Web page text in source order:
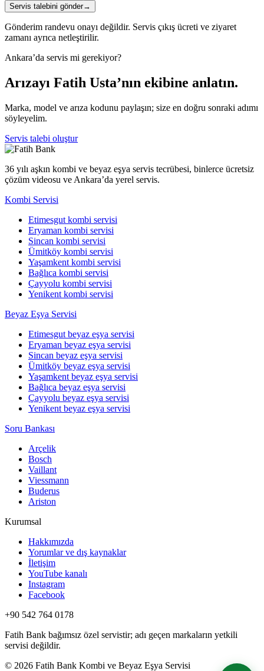
Servis talebini gönder→
Gönderim randevu onayı değildir. Servis çıkış ücreti ve ziyaret
zamanı ayrıca netleştirilir.
Ankara’da servis mi gerekiyor?
Arızayı Fatih Usta’nın ekibine anlatın.
Marka, model ve arıza kodunu paylaşın; size en doğru sonraki adımı
söyleyelim.
Servis talebi oluştur
36 yılı aşkın kombi ve beyaz eşya servis tecrübesi, binlerce ücretsiz
çözüm videosu ve Ankara’da yerel servis.
Kombi Servisi
Etimesgut kombi servisi
Eryaman kombi servisi
Sincan kombi servisi
Ümitköy kombi servisi
Yaşamkent kombi servisi
Bağlıca kombi servisi
Çayyolu kombi servisi
Yenikent kombi servisi
Beyaz Eşya Servisi
Etimesgut beyaz eşya servisi
Eryaman beyaz eşya servisi
Sincan beyaz eşya servisi
Ümitköy beyaz eşya servisi
Yaşamkent beyaz eşya servisi
Bağlıca beyaz eşya servisi
Çayyolu beyaz eşya servisi
Yenikent beyaz eşya servisi
Soru Bankası
Arçelik
Bosch
Vaillant
Viessmann
Buderus
Ariston
Kurumsal
Hakkımızda
Yorumlar ve dış kaynaklar
İletişim
YouTube kanalı
Instagram
Facebook
+90 542 764 0178
Fatih Bank bağımsız özel servistir; adı geçen markaların yetkili
servisi değildir.
© 2026 Fatih Bank Kombi ve Beyaz Eşya Servisi